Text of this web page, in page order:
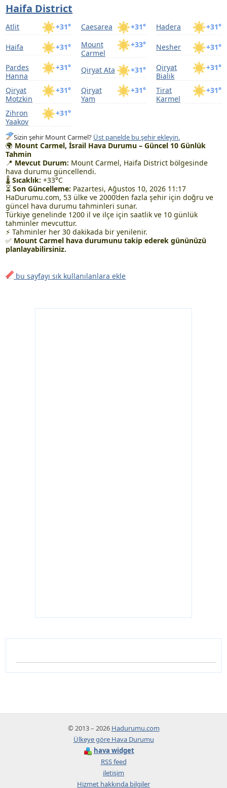
Haifa District
+31°
Atlit +31°
Caesarea +31°
Hadera
+31°
Haifa +33°
Mount
Carmel
+31°
Nesher
+31°
Pardes
Hanna
+31°
Qiryat Ata +31°
Qiryat
Bialik
+31°
Qiryat
Motzkin
+31°
Qiryat
Yam
+31°
Tirat
Karmel
+31°
Zihron
Yaakov
Sizin şehir Mount Carmel? Üst panelde bu şehir ekleyin.
🌍 Mount Carmel, İsrail Hava Durumu – Güncel 10 Günlük
Tahmin
📍 Mevcut Durum: Mount Carmel, Haifa District bölgesinde
hava durumu güncellendi.
🌡Sıcaklık: +33°C
⏳Son Güncelleme: Pazartesi, Ağustos 10, 2026 11:17
HaDurumu.com, 53 ülke ve 2000’den fazla şehir için doğru ve
güncel hava durumu tahminleri sunar.
Türkiye genelinde 1200 il ve ilçe için saatlik ve 10 günlük
tahminler mevcuttur.
⚡ Tahminler her 30 dakikada bir yenilenir.
✅ Mount Carmel hava durumunu takip ederek gününüzü
planlayabilirsiniz.
bu sayfayı sık kullanılanlara ekle
© 2013 – 2026 Hadurumu.com
Ülkeye göre Hava Durumu
hava widget
RSS feed
iletişim
Hizmet hakkında bilgiler